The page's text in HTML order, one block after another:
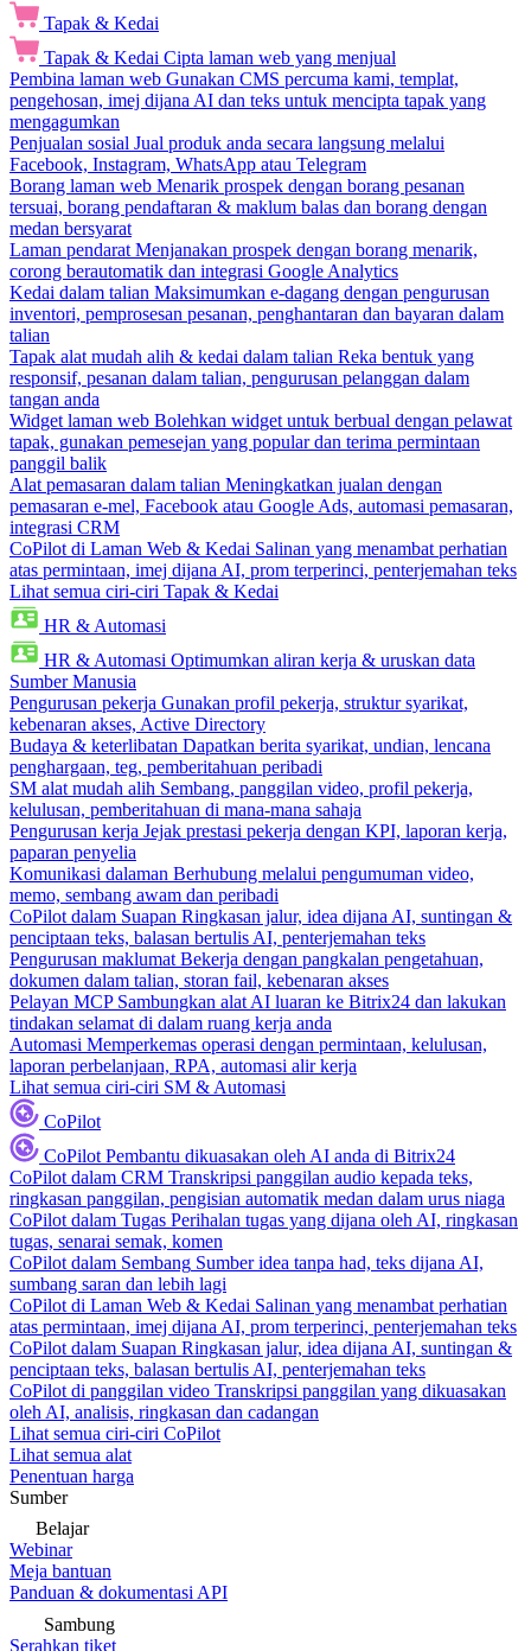
Tapak & Kedai
Tapak & Kedai Cipta laman web yang menjual
Pembina laman web Gunakan CMS percuma kami, templat,
pengehosan, imej dijana AI dan teks untuk mencipta tapak yang
mengagumkan
Penjualan sosial Jual produk anda secara langsung melalui
Facebook, Instagram, WhatsApp atau Telegram
Borang laman web Menarik prospek dengan borang pesanan
tersuai, borang pendaftaran & maklum balas dan borang dengan
medan bersyarat
Laman pendarat Menjanakan prospek dengan borang menarik,
corong berautomatik dan integrasi Google Analytics
Kedai dalam talian Maksimumkan e-dagang dengan pengurusan
inventori, pemprosesan pesanan, penghantaran dan bayaran dalam
talian
Tapak alat mudah alih & kedai dalam talian Reka bentuk yang
responsif, pesanan dalam talian, pengurusan pelanggan dalam
tangan anda
Widget laman web Bolehkan widget untuk berbual dengan pelawat
tapak, gunakan pemesejan yang popular dan terima permintaan
panggil balik
Alat pemasaran dalam talian Meningkatkan jualan dengan
pemasaran e-mel, Facebook atau Google Ads, automasi pemasaran,
integrasi CRM
CoPilot di Laman Web & Kedai Salinan yang menambat perhatian
atas permintaan, imej dijana AI, prom terperinci, penterjemahan teks
Lihat semua ciri-ciri Tapak & Kedai
HR & Automasi
HR & Automasi Optimumkan aliran kerja & uruskan data
Sumber Manusia
Pengurusan pekerja Gunakan profil pekerja, struktur syarikat,
kebenaran akses, Active Directory
Budaya & keterlibatan Dapatkan berita syarikat, undian, lencana
penghargaan, teg, pemberitahuan peribadi
SM alat mudah alih Sembang, panggilan video, profil pekerja,
kelulusan, pemberitahuan di mana-mana sahaja
Pengurusan kerja Jejak prestasi pekerja dengan KPI, laporan kerja,
paparan penyelia
Komunikasi dalaman Berhubung melalui pengumuman video,
memo, sembang awam dan peribadi
CoPilot dalam Suapan Ringkasan jalur, idea dijana AI, suntingan &
penciptaan teks, balasan bertulis AI, penterjemahan teks
Pengurusan maklumat Bekerja dengan pangkalan pengetahuan,
dokumen dalam talian, storan fail, kebenaran akses
Pelayan MCP Sambungkan alat AI luaran ke Bitrix24 dan lakukan
tindakan selamat di dalam ruang kerja anda
Automasi Memperkemas operasi dengan permintaan, kelulusan,
laporan perbelanjaan, RPA, automasi alir kerja
Lihat semua ciri-ciri SM & Automasi
CoPilot
CoPilot Pembantu dikuasakan oleh AI anda di Bitrix24
CoPilot dalam CRM Transkripsi panggilan audio kepada teks,
ringkasan panggilan, pengisian automatik medan dalam urus niaga
CoPilot dalam Tugas Perihalan tugas yang dijana oleh AI, ringkasan
tugas, senarai semak, komen
CoPilot dalam Sembang Sumber idea tanpa had, teks dijana AI,
sumbang saran dan lebih lagi
CoPilot di Laman Web & Kedai Salinan yang menambat perhatian
atas permintaan, imej dijana AI, prom terperinci, penterjemahan teks
CoPilot dalam Suapan Ringkasan jalur, idea dijana AI, suntingan &
penciptaan teks, balasan bertulis AI, penterjemahan teks
CoPilot di panggilan video Transkripsi panggilan yang dikuasakan
oleh AI, analisis, ringkasan dan cadangan
Lihat semua ciri-ciri CoPilot
Lihat semua alat
Penentuan harga
Sumber
Belajar
Webinar
Meja bantuan
Panduan & dokumentasi API
Sambung
Serahkan tiket